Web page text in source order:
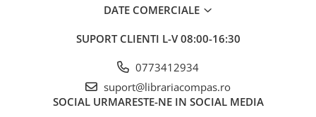
Dezvoltare personală și non-
Psihologie și dezvoltare personală
Parenting și educație
Sănătate și stil de viață
DATE COMERCIALE
SUPORT CLIENTI L-V 08:00-16:30
0773412934
suport@librariacompas.ro
SOCIAL URMARESTE-NE IN SOCIAL MEDIA